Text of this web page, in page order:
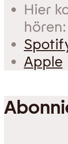
Hier
hören:
Apple